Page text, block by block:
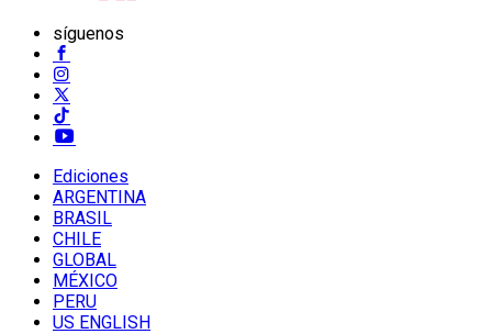
síguenos
Ediciones
ARGENTINA
BRASIL
CHILE
GLOBAL
MÉXICO
PERU
US ENGLISH